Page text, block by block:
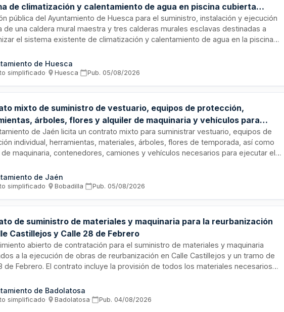
de climatización y calentamiento de agua en piscina cubierta
de Huesca
pública del Ayuntamiento de Huesca para el suministro, instalación y ejecución
de una caldera mural maestra y tres calderas murales esclavas destinadas a
el sistema existente de climatización y calentamiento de agua en la piscina
necesarias para la integración de las nuevas calderas en la instalación actual. La
adjudicataria deberá ejecutar la totalidad de las prestaciones conforme a las
positiva de los trabajos.
de Huesca
simplificado· Huesca· Pub. 05/08/2026
mixto de suministro de vestuario, equipos de protección,
árboles, flores y alquiler de maquinaria y vehículos para
urbana del Ayuntamiento de Jaén
de Jaén licita un contrato mixto para suministrar vestuario, equipos de
individual, herramientas, materiales, árboles, flores de temporada, así como
de maquinaria, contenedores, camiones y vehículos necesarios para ejecutar el
2025. El contrato tiene duración de diez meses y se estructura en seis lotes
de Jaén
simplificado· Bobadilla· Pub. 05/08/2026
de suministro de materiales y maquinaria para la reurbanización
Castillejos y Calle 28 de Febrero
abierto de contratación para el suministro de materiales y maquinaria
a la ejecución de obras de reurbanización en Calle Castillejos y un tramo de
de Febrero. El contrato incluye la provisión de todos los materiales necesarios
con un plazo de ejecución de tres meses. No incluye la contratación de
obra, siendo responsabilidad del contratista el transporte y la entrega en la obra,
de Badolatosa
simplificado· Badolatosa· Pub. 04/08/2026